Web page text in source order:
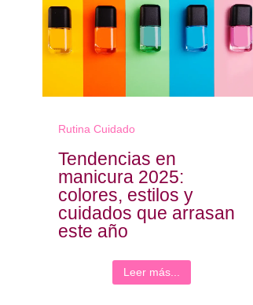
Rutina Cuidado
Tendencias en
manicura 2025:
colores, estilos y
cuidados que arrasan
este año
Leer más...